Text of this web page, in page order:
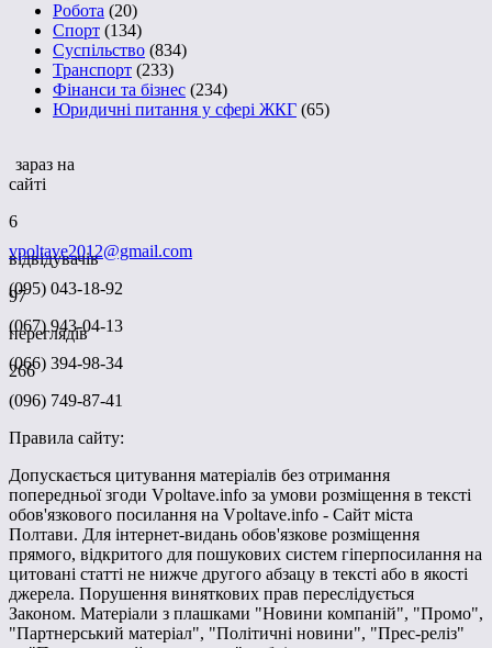
Робота (20)
Спорт (134)
Суспільство (834)
Транспорт (233)
Фінанси та бізнес (234)
Юридичні питання у сфері ЖКГ (65)
зараз на
сайті
6
відвідувачів
97
переглядів
266
vpoltave2012@gmail.com
(095) 043-18-92
(067) 943-04-13
(066) 394-98-34
(096) 749-87-41
Правила сайту:
Допускається цитування матеріалів без отримання
попередньої згоди Vpoltave.info за умови розміщення в тексті
обов'язкового посилання на Vpoltave.info - Сайт міста
Полтави. Для інтернет-видань обов'язкове розміщення
прямого, відкритого для пошукових систем гіперпосилання на
цитовані статті не нижче другого абзацу в тексті або в якості
джерела. Порушення виняткових прав переслідується
Законом. Матеріали з плашками "Новини компаній", "Промо",
"Партнерський матеріал", "Політичні новини", "Прес-реліз"